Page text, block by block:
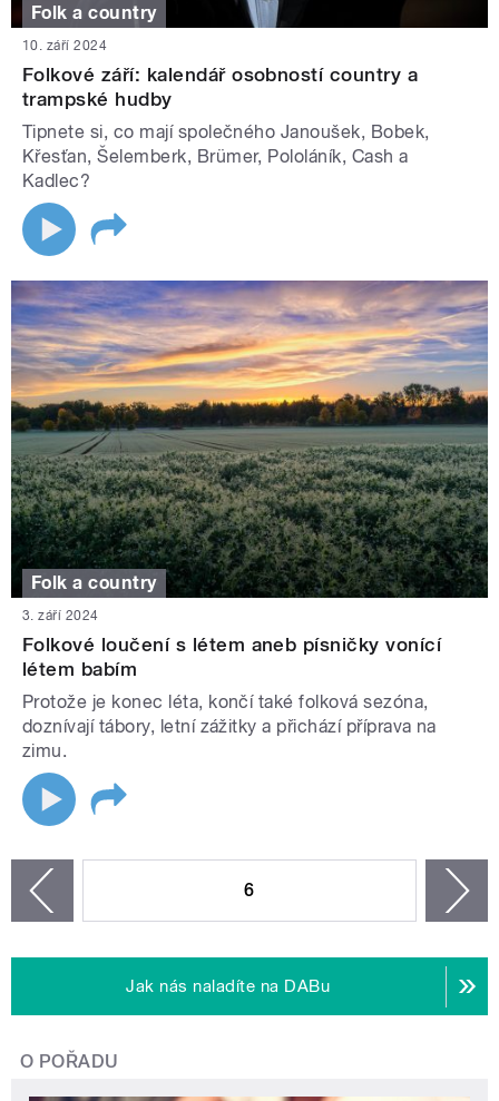
Folk a country
10. září 2024
Folkové září: kalendář osobností country a
trampské hudby
Tipnete si, co mají společného Janoušek, Bobek,
Křesťan, Šelemberk, Brümer, Pololáník, Cash a
Kadlec?
Folk a country
3. září 2024
Folkové loučení s létem aneb písničky vonící
létem babím
Protože je konec léta, končí také folková sezóna,
doznívají tábory, letní zážitky a přichází příprava na
zimu.
6
Jak nás naladíte na DABu
O POŘADU